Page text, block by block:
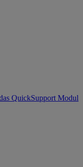
QuickSupport Modul